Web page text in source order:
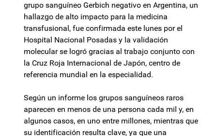
grupo sanguíneo Gerbich negativo en Argentina, un
hallazgo de alto impacto para la medicina
transfusional, fue confirmada este lunes por el
Hospital Nacional Posadas y la validación
molecular se logró gracias al trabajo conjunto con
la Cruz Roja Internacional de Japón, centro de
referencia mundial en la especialidad.
Según un informe los grupos sanguíneos raros
aparecen en menos de una persona cada mil y, en
algunos casos, en uno entre millones, mientras que
su identificación resulta clave, ya que una